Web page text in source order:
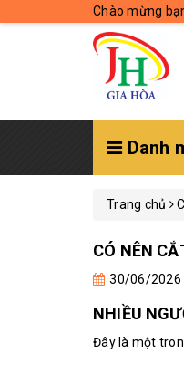
Chào mừng
Danh
Trang chủ
CÓ NÊN
30/06/2026
NHIỀU
Đây là một